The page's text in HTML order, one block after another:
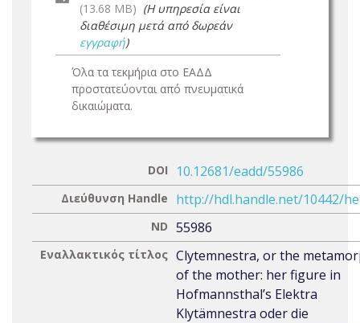
(13.68 MB) (Η υπηρεσία είναι
διαθέσιμη μετά από δωρεάν
εγγραφή)
Όλα τα τεκμήρια στο ΕΑΔΔ
προστατεύονται από πνευματικά
δικαιώματα.
DOI 10.12681/eadd/55986
Διεύθυνση Handle http://hdl.handle.net/10442/
ND 55986
Εναλλακτικός τίτλος Clytemnestra, or the
of the mother: her figure in
Hofmannsthal’s Elektra
Klytämnestra oder die